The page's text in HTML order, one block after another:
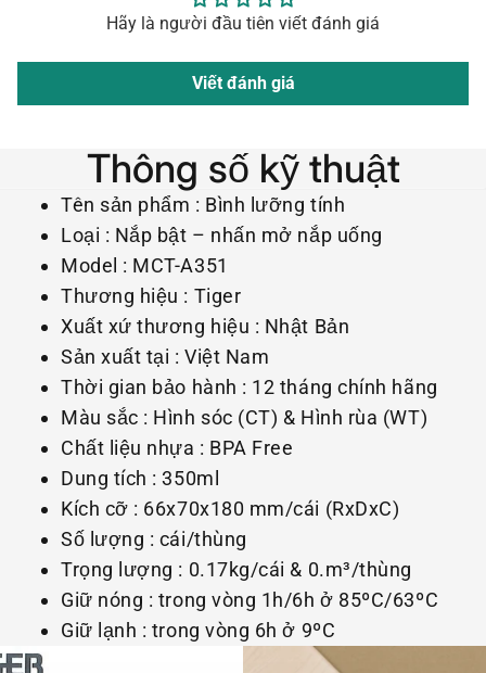
Hãy là người đầu tiên viết đánh giá
Viết đánh giá
Thông số kỹ thuật
Tên sản phẩm : Bình lưỡng tính
Loại : Nắp bật – nhấn mở nắp uống
Model : MCT-A351
Thương hiệu : Tiger
Xuất xứ thương hiệu : Nhật Bản
Sản xuất tại : Việt Nam
Thời gian bảo hành : 12 tháng chính hãng
Màu sắc : Hình sóc (CT) & Hình rùa (WT)
Chất liệu nhựa : BPA Free
Dung tích : 350ml
Kích cỡ : 66x70x180 mm/cái (RxDxC)
Số lượng : cái/thùng
Trọng lượng : 0.17kg/cái & 0.m³/thùng
Giữ nóng : trong vòng 1h/6h ở 85ºC/63ºC
Giữ lạnh : trong vòng 6h ở 9ºC